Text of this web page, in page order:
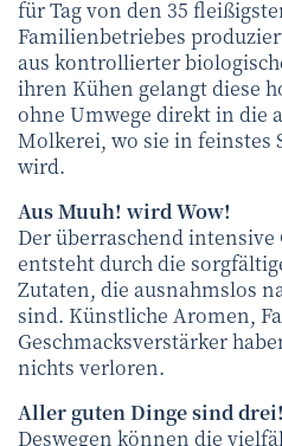
für Tag von den 35
Familien­betriebes
aus kontrollierter
ihren Kühen gelangt diese
ohne Umwege direkt in die
Molkerei, wo sie in feinstes
wird.
Aus Muuh! wird Wow!
Der überraschend intensive
entsteht durch die
Zutaten, die ausnahmslos
sind. Künstliche Aromen,
Geschmacksverstärker
nichts verloren.
Aller guten Dinge sind drei!
Deswegen können die